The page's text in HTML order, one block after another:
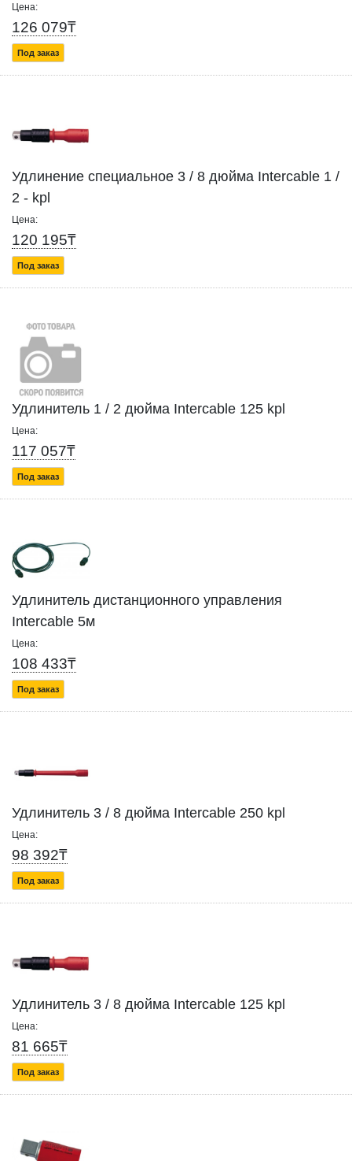
Цена:
126 079₸
Под заказ
Удлинение специальное 3 / 8 дюйма Intercable 1 /
2 - kpl
Цена:
120 195₸
Под заказ
Удлинитель 1 / 2 дюйма Intercable 125 kpl
Цена:
117 057₸
Под заказ
Удлинитель дистанционного управления
Intercable 5м
Цена:
108 433₸
Под заказ
Удлинитель 3 / 8 дюйма Intercable 250 kpl
Цена:
98 392₸
Под заказ
Удлинитель 3 / 8 дюйма Intercable 125 kpl
Цена:
81 665₸
Под заказ